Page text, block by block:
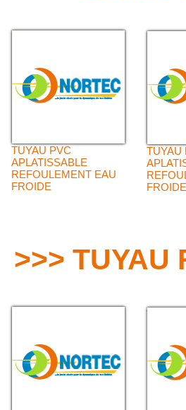
TUYAU PVC
APLATISSABLE
REFOULEMENT EAU
FROIDE
TUYAU
FROIDE
>>> TUYAU
TUYAU